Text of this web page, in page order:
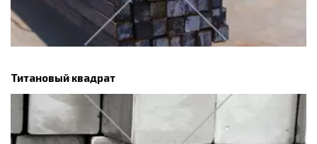
Титановый квадрат